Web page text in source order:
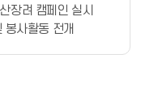
장려 캠페인 실시
봉사활동 전개